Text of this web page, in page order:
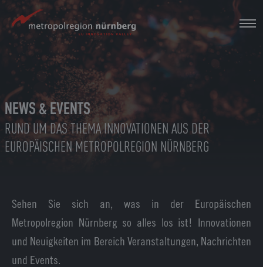
Zum
Hauptinhalt
springen
NEWS & EVENTS
RUND UM DAS THEMA INNOVATIONEN AUS DER
EUROPÄISCHEN METROPOLREGION NÜRNBERG
Sehen Sie sich an, was in der Europäischen
Metropolregion Nürnberg so alles los ist! Innovationen
und Neuigkeiten im Bereich Veranstaltungen, Nachrichten
und Events.